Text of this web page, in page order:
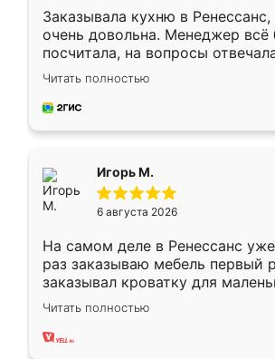
Заказывала кухню в Ренессанс,
очень довольна. Менеджер всё
посчитала, на вопросы
Замерщик приехал в субботу,
делу со всей
за день, ребята работали
Читать полностью
Игорь М.
6 августа 2026
На самом деле в Ренессанс
раз заказываю мебель первый
заказывал кроватку для
ребёнка при его рождении ,во
заказал шкаф-купе. По качеству
хорошее сборка достаточно
Читать полностью